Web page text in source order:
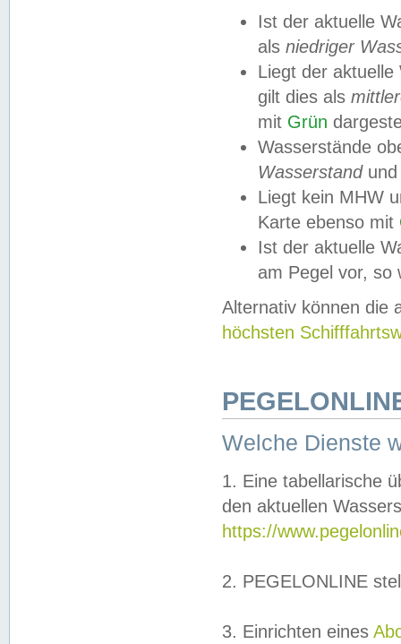
Ist der aktuelle
als niedriger
Liegt der
gilt dies als
mit Grün
Wasserstände
Wasserstandund
Liegt kein MHW
Karte ebenso mit
Ist der aktuelle
am Pegel vor,
Alternativ können die
höchsten
Welche Dienste
1. Eine tabellarische
den aktuellen
https://
2. PEGELONLINE
3. Einrichten eines